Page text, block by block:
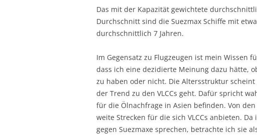
Das mit der Kapazität gewichtete
Durchschnitt sind die Suezmax Schiffe mit
durchschnittlich 7 Jahren.
Im Gegensatz zu Flugzeugen ist mein Wissen
dass ich eine dezidierte Meinung dazu hätte,
zu haben oder nicht. Die Altersstruktur
der Trend zu den VLCCs geht. Dafür spricht
für die Ölnachfrage in Asien befinden. Von
weite Strecken für die sich VLCCs anbieten.
gegen Suezmaxe sprechen, betrachte ich sie